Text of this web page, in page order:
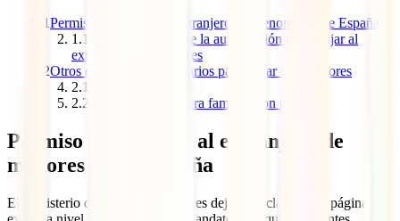
1Permiso para viajar al extranjero de menores desde España
1.1
Dónde se consigue la autorización para viajar al
extranjero con menores
2Otros documentos necesarios para viajar con menores
2.1
2.2
Seguro de viaje para familias con menores
Permiso para viajar al extranjero de
menores desde España
El Ministerio de Asuntos Exteriores deja muy claro en su página que